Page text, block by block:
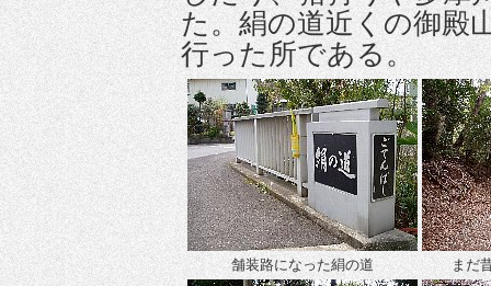
た。絹の道近くの御殿
行った所である。
舗装路になった絹の道 まだ